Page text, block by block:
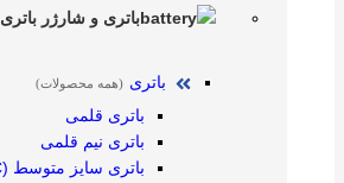
باتری و شارژر باتری
باتری (همه محصولات)
باتری قلمی
باتری نیم قلمی
باتری سایز متوسط (C)